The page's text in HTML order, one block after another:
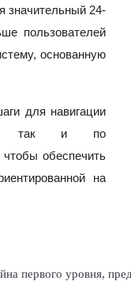
металлы и
значительный 24-
пользователей
основанную
для навигации
так и по
обеспечить
на
первого уровня,